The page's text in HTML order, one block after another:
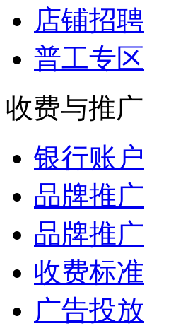
店铺招聘
普工专区
收费与推广
银行账户
品牌推广
品牌推广
收费标准
广告投放